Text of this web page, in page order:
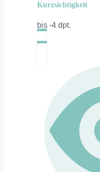
Kurzsichtigkeit
bis -4 dpt.